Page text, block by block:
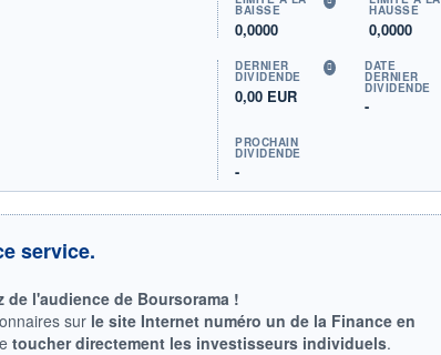
BAISSE
0,0000
HAUSSE
0,0000
DERNIER
DIVIDENDE
0,00 EUR
DATE
DERNIER
DIVIDENDE
-
PROCHAIN
DIVIDENDE
-
service.
l'audience de Boursorama !
sur le site Internet numéro un de la Finance en
toucher directement les investisseurs individuels.